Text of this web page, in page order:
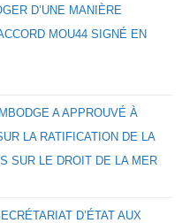
D’UNE MANIÈRE
MOU44 SIGNÉ EN
A APPROUVÉ À
LA RATIFICATION DE LA
SUR LE DROIT DE LA MER
D’ÉTAT AUX